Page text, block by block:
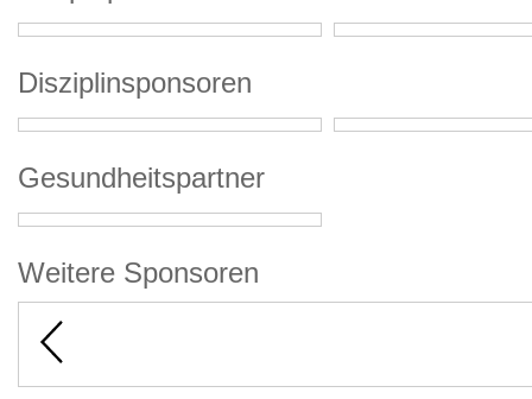
Disziplinsponsoren
Gesundheitspartner
Weitere Sponsoren